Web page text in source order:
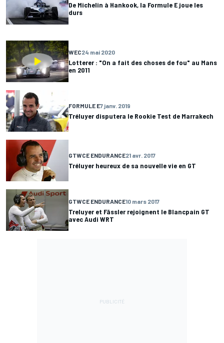
De Michelin à Hankook, la Formule E joue les
durs
WEC24 mai 2020
Lotterer : "On a fait des choses de fou" au Mans
en 2011
FORMULE E7 janv. 2019
Tréluyer disputera le Rookie Test de Marrakech
GTWCE ENDURANCE21 avr. 2017
Tréluyer heureux de sa nouvelle vie en GT
GTWCE ENDURANCE10 mars 2017
Treluyer et Fässler rejoignent le Blancpain GT
avec Audi WRT